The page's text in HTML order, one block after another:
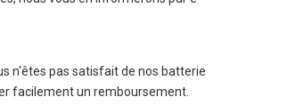
n'êtes pas satisfait de nos batterie
facilement un remboursement.